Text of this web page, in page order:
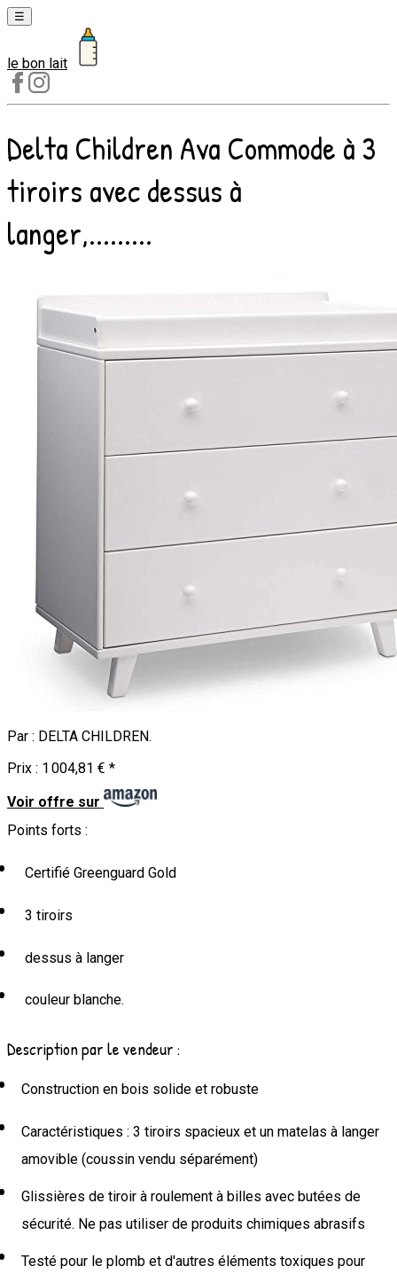
☰
Laits
1er
âge
Laits
2e
âge
de
le bon lait
Delta Children Ava Commode à 3
tiroirs avec dessus à
langer,.........
Par : DELTA CHILDREN.
Prix : 1 004,81 € *
Voir offre sur
Points forts :
Certifié Greenguard Gold
3 tiroirs
dessus à langer
couleur blanche.
Description par le vendeur :
Construction en bois solide et robuste
Caractéristiques : 3 tiroirs spacieux et un matelas à langer
amovible (coussin vendu séparément)
Glissières de tiroir à roulement à billes avec butées de
sécurité. Ne pas utiliser de produits chimiques abrasifs
Testé pour le plomb et d'autres éléments toxiques pour